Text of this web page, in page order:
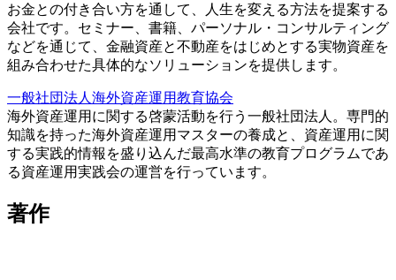
お金との付き合い方を通して、人生を変える方法を提案する
会社です。セミナー、書籍、パーソナル・コンサルティング
などを通じて、金融資産と不動産をはじめとする実物資産を
組み合わせた具体的なソリューションを提供します。
一般社団法人海外資産運用教育協会
海外資産運用に関する啓蒙活動を行う一般社団法人。専門的
知識を持った海外資産運用マスターの養成と、資産運用に関
する実践的情報を盛り込んだ最高水準の教育プログラムであ
る資産運用実践会の運営を行っています。
著作